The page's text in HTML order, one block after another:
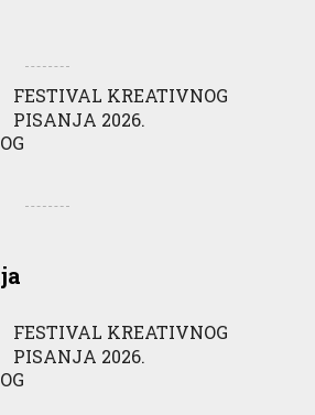
FESTIVAL KREATIVNOG
PISANJA 2026.
FESTIVAL KREATIVNOG
PISANJA 2026.